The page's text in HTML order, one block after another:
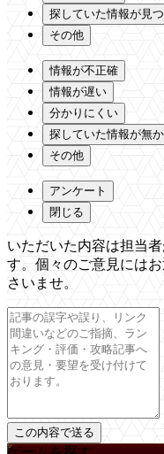
探していた情報が見
その他
情報が不正確
情報が遅い
分かりにくい
探していた情報が無
その他
アンケート
閉じる
いただいた内容は担当
す。個々のご意見には
さいませ。